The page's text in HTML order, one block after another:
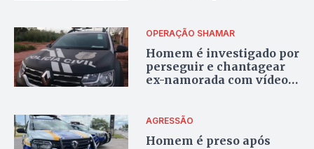
OPERAÇÃO SHAMAR
Homem é investigado por
perseguir e chantagear
ex-namorada com vídeos
AGRESSÃO
Homem é preso após